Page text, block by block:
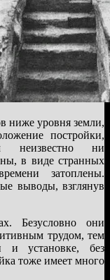
ниже уровня земли,
постройки,
неизвестно ни
в виде странных
затоплены.
выводы, взглянув
Безусловно они
трудом, тем
и установке, без
тоже имеет много